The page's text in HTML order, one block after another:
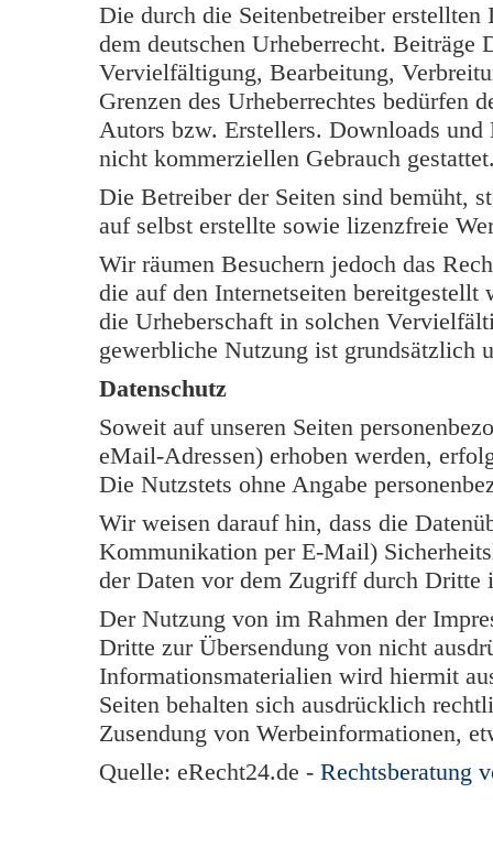
Die durch die Seitenbetreiber
dem deutschen Urheberrecht.
Vervielfältigung, Bearbeitung,
Grenzen des Urheberrechtes bedürfen
Autors bzw. Erstellers. Downloads
nicht kommerziellen Gebrauch
Die Betreiber der Seiten sind bemüht,
auf selbst erstellte sowie lizenzfreie
Wir räumen Besuchern jedoch das
die auf den Internetseiten
die Urheberschaft in solchen
gewerbliche Nutzung ist grundsätzlich
Datenschutz
Soweit auf unseren Seiten
eMail-Adressen) erhoben werden,
Die Nutzstets ohne Angabe
Wir weisen darauf hin, dass die
Kommunikation per E-Mail)
der Daten vor dem Zugriff durch Dritte
Der Nutzung von im Rahmen der
Dritte zur Übersendung von nicht
Informationsmaterialien wird hiermit
Seiten behalten sich ausdrücklich
Zusendung von Werbeinformationen,
Quelle: eRecht24.de - Rechtsberatung